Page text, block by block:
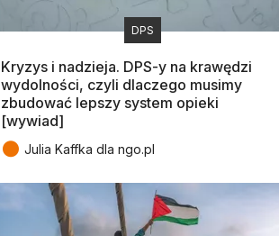
DPS
Kryzys i nadzieja. DPS-y na krawędzi
wydolności, czyli dlaczego musimy
zbudować lepszy system opieki
[wywiad]
● Julia Kaffka dla ngo.pl